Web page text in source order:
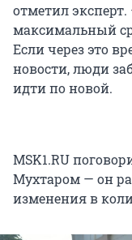
отметил
максимальный
Если через это
новости, люди
идти по новой.
MSK1.RU
Мухтаром — он
изменения в